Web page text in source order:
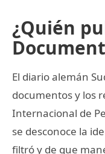
¿Quién
El diario alemán
documentos y los
Internacional de
se desconoce la
filtró y de que